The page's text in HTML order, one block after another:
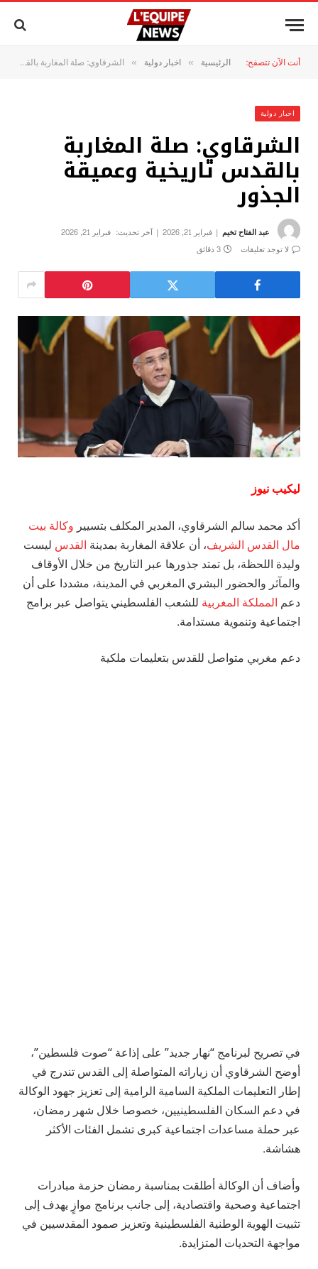
أنت الآن تتصفح: الرئيسية » اخبار دولية » الشرقاوي: صلة المغاربة بالقدس تاريخية وعميقة الجذور
اخبار دولية
الشرقاوي: صلة المغاربة
بالقدس تاريخية وعميقة
الجذور
عبد الفتاح تخيم فبراير 21, 2026 آخر تحديث: فبراير 21, 2026
لا توجد تعليقات
3 دقائق
ليكيب نيوز
أكد محمد سالم الشرقاوي، المدير المكلف بتسيير وكالة بيت
مال القدس الشريف، أن علاقة المغاربة بمدينة القدس ليست
وليدة اللحظة، بل تمتد جذورها عبر التاريخ من خلال الأوقاف
والمآثر والحضور البشري المغربي في المدينة، مشددا على أن
دعم المملكة المغربية للشعب الفلسطيني يتواصل عبر برامج
اجتماعية وتنموية مستدامة.
دعم مغربي متواصل للقدس بتعليمات ملكية
في تصريح لبرنامج “نهار جديد” على إذاعة “صوت فلسطين”،
أوضح الشرقاوي أن زياراته المتواصلة إلى القدس تندرج في
إطار التعليمات الملكية السامية الرامية إلى تعزيز جهود الوكالة
في دعم السكان الفلسطينيين، خصوصا خلال شهر رمضان،
عبر حملة مساعدات اجتماعية كبرى تشمل الفئات الأكثر
هشاشة.
وأضاف أن الوكالة أطلقت بمناسبة رمضان حزمة مبادرات
اجتماعية وصحية واقتصادية، إلى جانب برنامج موازٍ يهدف إلى
تثبيت الهوية الوطنية الفلسطينية وتعزيز صمود المقدسيين في
مواجهة التحديات المتزايدة.